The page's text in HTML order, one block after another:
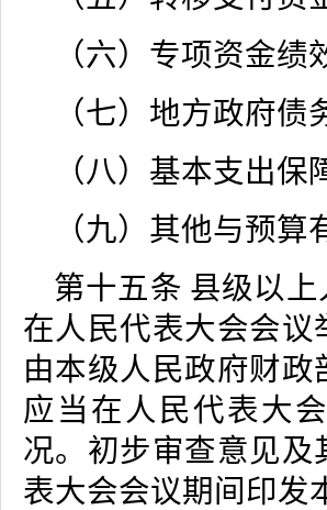
（六）专项资金绩
（七）地方政府债
（八）基本支出保
（九）其他与预
第十五条 县级以
在人民代表大会会
由本级人民政府财
应当在人民代表大
况。初步审查意见
表大会会议期间印发